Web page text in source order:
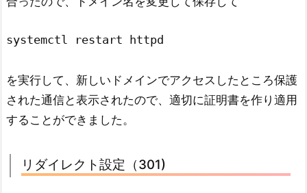
systemctl restart httpd
を実行して、新しいドメインでアクセスしたところ保護
された通信と表示されたので、適切に証明書を作り適用
することができました。
リダイレクト設定（301)